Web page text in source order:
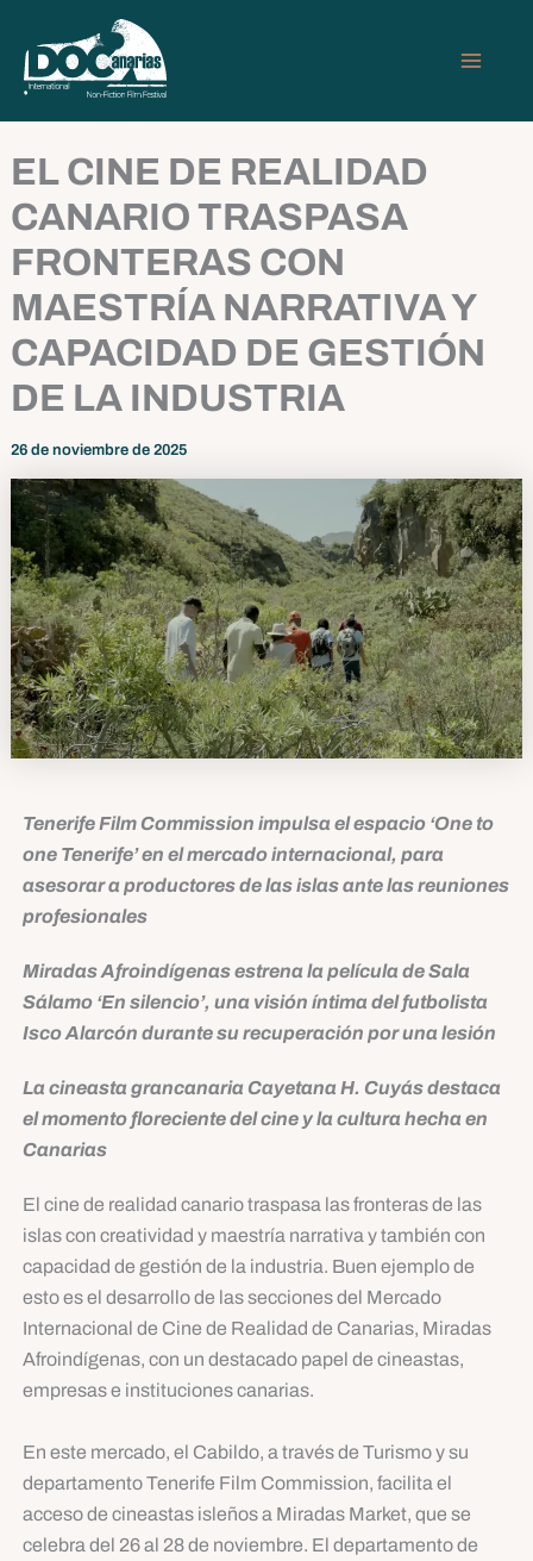
contenido
EL CINE DE REALIDAD
CANARIO TRASPASA
FRONTERAS CON
MAESTRÍA NARRATIVA Y
CAPACIDAD DE GESTIÓN
DE LA INDUSTRIA
26 de noviembre de 2025
Tenerife Film Commission impulsa el espacio ‘One to
one Tenerife’ en el mercado internacional, para
asesorar a productores de las islas ante las reuniones
profesionales
Miradas Afroindígenas estrena la película de Sala
Sálamo ‘En silencio’, una visión íntima del futbolista
Isco Alarcón durante su recuperación por una lesión
La cineasta grancanaria Cayetana H. Cuyás destaca
el momento floreciente del cine y la cultura hecha en
Canarias
El cine de realidad canario traspasa las fronteras de las
islas con creatividad y maestría narrativa y también con
capacidad de gestión de la industria. Buen ejemplo de
esto es el desarrollo de las secciones del Mercado
Internacional de Cine de Realidad de Canarias, Miradas
Afroindígenas, con un destacado papel de cineastas,
empresas e instituciones canarias.
En este mercado, el Cabildo, a través de Turismo y su
departamento Tenerife Film Commission, facilita el
acceso de cineastas isleños a Miradas Market, que se
celebra del 26 al 28 de noviembre. El departamento de